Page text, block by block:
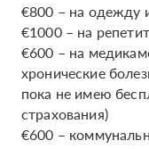
€800 – на одежду
€1000 – на
€600 – на
хронические
пока не имею
страхования)
€600 –